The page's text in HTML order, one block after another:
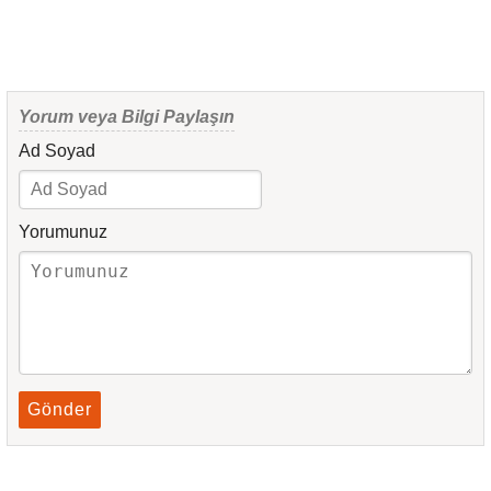
Yorum veya Bilgi Paylaşın
Ad Soyad
Yorumunuz
Gönder